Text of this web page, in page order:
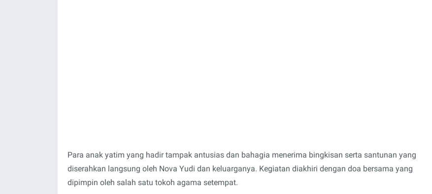
Para anak yatim yang hadir tampak antusias dan bahagia menerima bingkisan serta santunan yang
diserahkan langsung oleh Nova Yudi dan keluarganya. Kegiatan diakhiri dengan doa bersama yang
dipimpin oleh salah satu tokoh agama setempat.